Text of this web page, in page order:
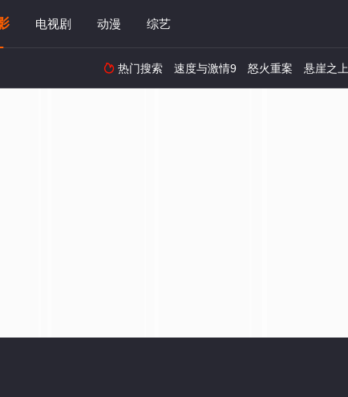
电视剧 动漫 综艺
 热门搜索 速度与激情9 怒火重案 悬崖之上